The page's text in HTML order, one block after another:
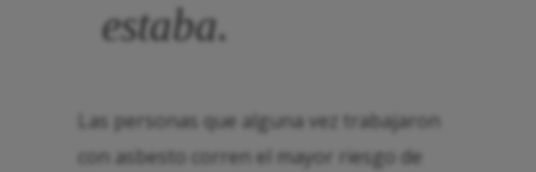
estaba.
Las personas que alguna vez trabajaron
con asbesto corren el mayor riesgo de